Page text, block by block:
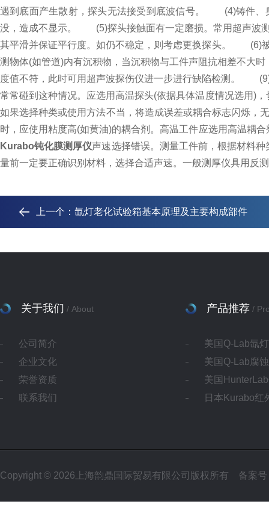
遇到底面产生散射，探头无法接受到底波信号。
(4)铸件、奥
没，造成不显示。
(5)探头接触面有一定磨损。常用超声波测
其平滑并保证平行度。如仍不稳定，则考虑更换探头。
(6)被
测物体(如管道)内有沉积物，当沉积物与工件声阻抗相差不大
度值不符，此时可用超声波探伤仪进一步进行缺陷检测。
(9)
常常碰到这种情况。应选用高温探头(依据具体温度情况选用)
如果选择种类或使用方法不当，将造成误差或耦合标志闪烁，
时，应使用粘度高(如黄油)的耦合剂。高温工件应选用高温耦
Kurabo钝化膜测厚仪声速选择错误。测量工件前，根据材料
量前一定要正确识别材料，选择合适声速。一般测厚仪具用反
上一个： 氙灯老化试验箱基本原理及主要构成部件
关于我们 / About
公司简介
企业文化
荣誉资质
联系我们
产品推荐 /
美国Q-Lab氙
美国Q-Lab腐
美国
日本Kurabo红
Copyright © 2026上海韵鼎国际贸易有限公司版权所有 备案